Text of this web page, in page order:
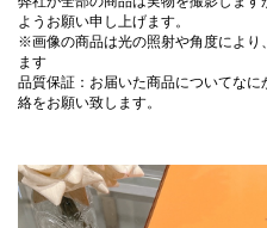
ようお願い申し上げます。
※画像の商品は光の照射や角度により
ます
品質保証：お届いた商品についてな
絡をお願い致します。